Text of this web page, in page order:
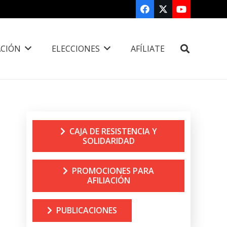
ELECCIONES AFÍLIATE
CAJA DE RESISTENCIA Y
SOLIDARIDAD
PROMOCIONES PARA
AFILIACIÓN
PUBLICACIONES